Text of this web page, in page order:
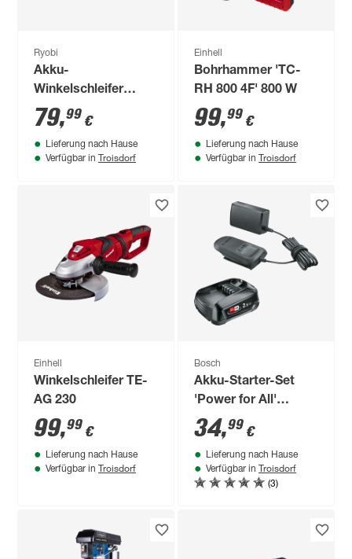
Ryobi
Akku-
Winkelschleifer
'ONE+ R18AG-0'
ohne Akku Ø, 115
mm
79,99 €
Lieferung nach Hause
Verfügbar in Troisdorf
Einhell
Bohrhammer 'TC-
RH 800 4F' 800 W
99,99 €
Lieferung nach Hause
Verfügbar in Troisdorf
Einhell
Winkelschleifer TE-
AG 230
99,99 €
Lieferung nach Hause
Verfügbar in Troisdorf
Bosch
Akku-Starter-Set
'Power for All'
Ladegerät und Akku
18 V, 2,5 Ah
34,99 €
Lieferung nach Hause
Verfügbar in Troisdorf
(3)